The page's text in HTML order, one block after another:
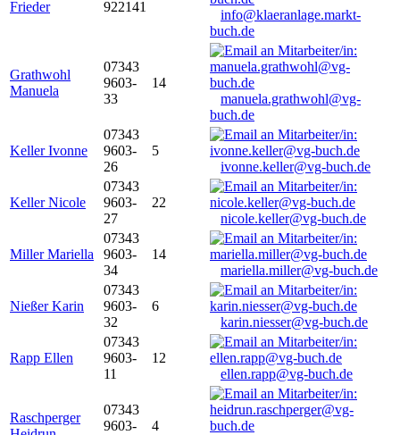
Frieder
922141
info@klaeranlage.markt-
buch.de
Grathwohl
Manuela
07343
9603-
33
14
manuela.grathwohl@vg-
buch.de
Keller Ivonne
07343
9603-
26
5
ivonne.keller@vg-buch.de
Keller Nicole
07343
9603-
27
22
nicole.keller@vg-buch.de
Miller Mariella
07343
9603-
34
14
mariella.miller@vg-buch.de
Nießer Karin
07343
9603-
32
6
karin.niesser@vg-buch.de
Rapp Ellen
07343
9603-
11
12
ellen.rapp@vg-buch.de
Raschperger
07343
9603-
4